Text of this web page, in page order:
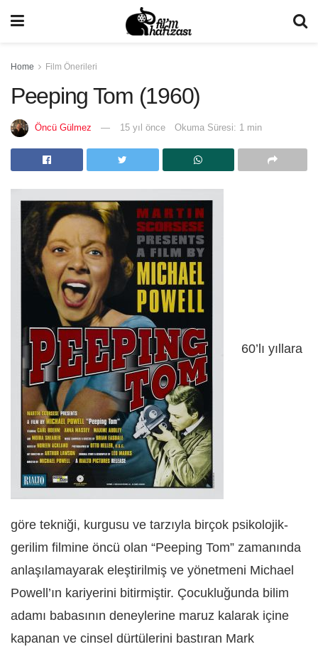
Home Film Önerileri
Peeping Tom (1960)
Öncü Gülmez 15 yıl önce Okuma Süresi: 1 min
60’lı yıllara
göre tekniği, kurgusu ve tarzıyla birçok psikolojik-
gerilim filmine öncü olan “Peeping Tom” zamanında
anlaşılamayarak eleştirilmiş ve yönetmeni Michael
Powell’ın kariyerini bitirmiştir. Çocukluğunda bilim
adamı babasının deneylerine maruz kalarak içine
kapanan ve cinsel dürtülerini bastıran Mark